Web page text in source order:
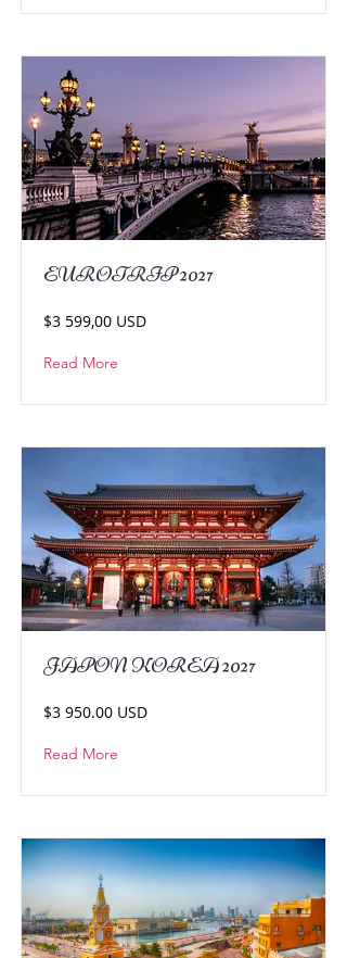
EUROTRIP 2027
$3 599,00 USD
Read More
JAPON KOREA 2027
$3 950.00 USD
Read More